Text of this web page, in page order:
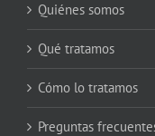
Quiénes somos
Qué tratamos
Cómo lo tratamos
Preguntas